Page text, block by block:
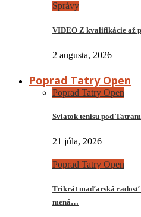
Správy
VIDEO Z kvalifikácie až
2 augusta, 2026
Poprad Tatry Open
Poprad Tatry Open
Sviatok tenisu pod
21 júla, 2026
Poprad Tatry Open
Trikrát maďarská radosť
mená…